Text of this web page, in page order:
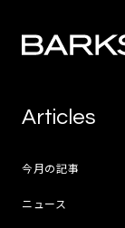
Articles
今月の記事
ニュース